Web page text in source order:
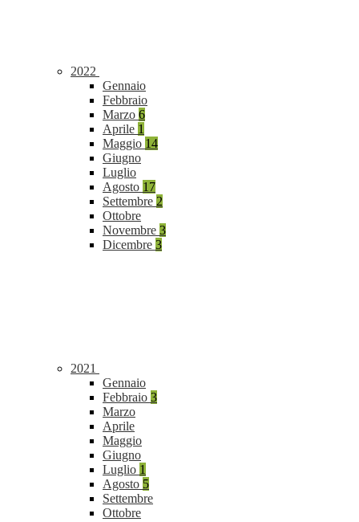
2022
Gennaio
Febbraio
Marzo 6
Aprile 1
Maggio 14
Giugno
Luglio
Agosto 17
Settembre 2
Ottobre
Novembre 3
Dicembre 3
2021
Gennaio
Febbraio 3
Marzo
Aprile
Maggio
Giugno
Luglio 1
Agosto 5
Settembre
Ottobre